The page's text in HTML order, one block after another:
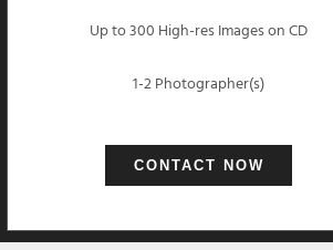
Up to 300 High-res Images on CD
1-2 Photographer(s)
CONTACT NOW